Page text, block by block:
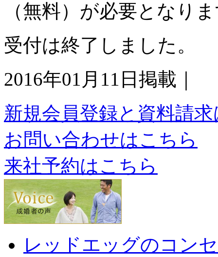
（無料）が必要となり
受付は終了しました。
2016年01月11日掲載｜
新規会員登録と資料請
お問い合わせはこちら
来社予約はこちら
レッドエッグのコン